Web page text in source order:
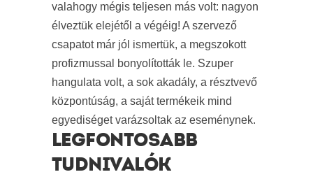
valahogy mégis teljesen más volt: nagyon
élveztük elejétől a végéig! A szervező
csapatot már jól ismertük, a megszokott
profizmussal bonyolították le. Szuper
hangulata volt, a sok akadály, a résztvevő
központúság, a saját termékeik mind
egyediséget varázsoltak az eseménynek.
LEGFONTOSABB
TUDNIVALÓK